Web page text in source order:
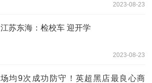
2023-08-23
江苏东海：检校车 迎开学
2023-08-23
场均9次成功防守！英超黑店最良心商